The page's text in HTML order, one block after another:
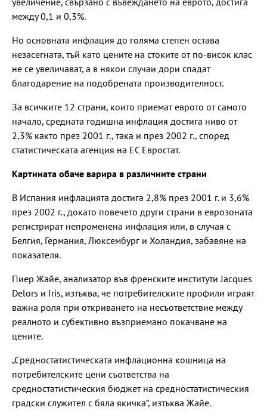
между 0,1 и 0,3%.
Но основната инфлация до голяма степен остава
незасегната, тъй като цените на стоките от по-висок клас
не се увеличават, а в някои случаи дори спадат
благодарение на подобрената производителност.
За всичките 12 страни, които приемат еврото от самото
начало, средната годишна инфлация достига ниво от
2,3% както през 2001 г., така и през 2002 г., според
статистическата агенция на ЕС Евростат.
Картината обаче варира в различните страни
В Испания инфлацията достига 2,8% през 2001 г. и 3,6%
през 2002 г., докато повечето други страни в еврозоната
регистрират непроменена инфлация или, в случая с
Белгия, Германия, Люксембург и Холандия, забавяне на
показателя.
Пиер Жайе, анализатор във френските институти Jacques
Delors и Iris, изтъква, че потребителските профили играят
важна роля при откриването на несъответствие между
реалното и субективно възприемано покачване на
цените.
„Средностатистическата инфлационна кошница на
потребителските цени съответства на
средностатистическия бюджет на средностатистическия
градски служител с бяла якичка“, изтъква Жайе.